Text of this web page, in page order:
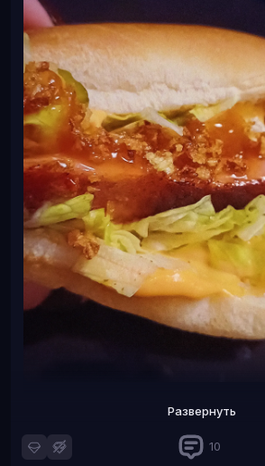
Хот-дог прячет в себе сосиску,
Развернуть
10